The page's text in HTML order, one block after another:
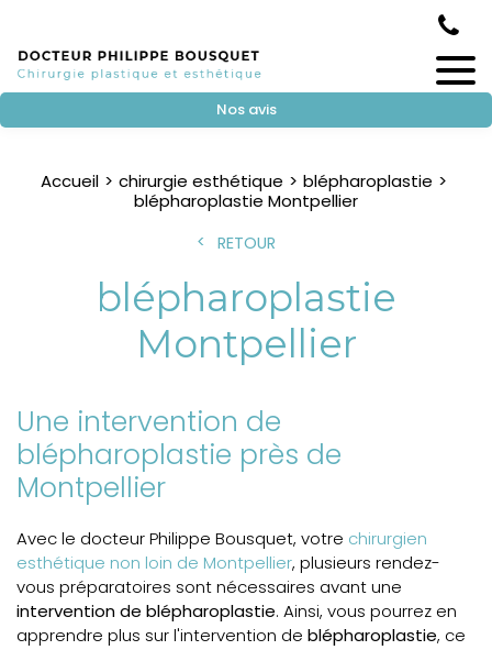
Nos avis
Accueil chirurgie esthétique
blépharoplastie
blépharoplastie Montpellier
RETOUR
blépharoplastie
Montpellier
Une intervention de
blépharoplastie près de
Montpellier
Avec le docteur Philippe Bousquet, votre chirurgien
esthétique non loin de Montpellier, plusieurs rendez-
vous préparatoires sont nécessaires avant une
intervention de blépharoplastie. Ainsi, vous pourrez en
apprendre plus sur l'intervention de blépharoplastie, ce